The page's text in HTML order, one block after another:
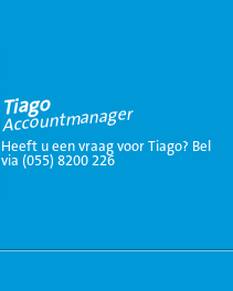
Tiago
Accountmanager
Heeft u een vraag voor Tiago? Bel
via (055) 8200 226